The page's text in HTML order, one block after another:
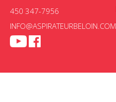
450 347-7956
INFO@ASPIRATEURBELOIN.COM